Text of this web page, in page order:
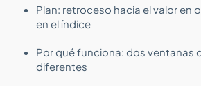
Plan: retroceso hacia el valor en
en el índice
Por qué funciona: dos ventanas
diferentes